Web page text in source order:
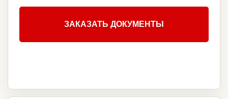
ЗАКАЗАТЬ ДОКУМЕНТЫ